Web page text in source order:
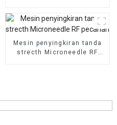
salon kecantikan
menggunakan mesin
Mesin penyingkiran tanda
strecth Microneedle RF